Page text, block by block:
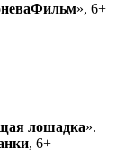
», 6+
лошадка».
, 6+